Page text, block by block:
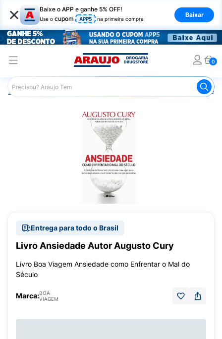
× Baixe o APP e ganhe 5% OFF!
Use o cupom APP5 na primeira compra
Baixar
0
Araujo Mercado Livro Ansiedade
Entrega para todo o Brasil
Livro Ansiedade Autor Augusto Cury
Livro Boa Viagem Ansiedade como Enfrentar o Mal do
Século
Marca:BOA
VIAGEM